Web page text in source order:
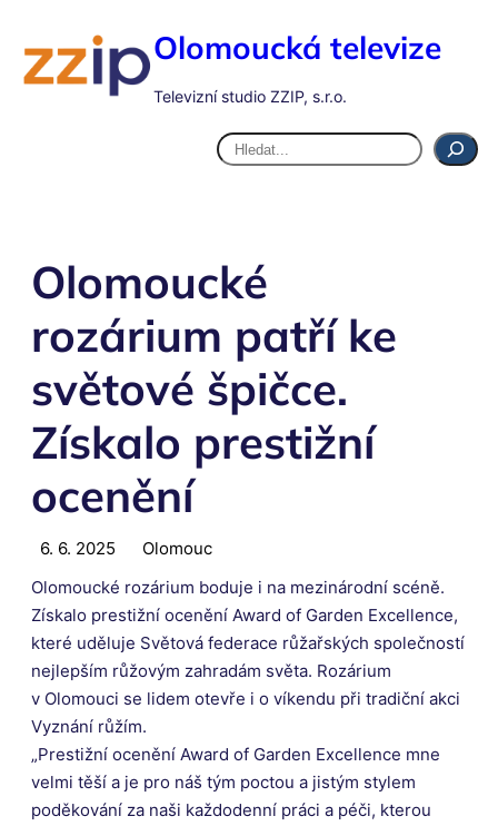
Olomoucká televize
Televizní studio ZZIP, s.r.o.
Hledat
Olomoucké
rozárium patří ke
světové špičce.
Získalo prestižní
ocenění
6. 6. 2025
Olomouc
Olomoucké rozárium boduje i na mezinárodní scéně.
Získalo prestižní ocenění Award of Garden Excellence,
které uděluje Světová federace růžařských společností
nejlepším růžovým zahradám světa. Rozárium
v Olomouci se lidem otevře i o víkendu při tradiční akci
Vyznání růžím.
„Prestižní ocenění Award of Garden Excellence mne
velmi těší a je pro náš tým poctou a jistým stylem
poděkování za naši každodenní práci a péči, kterou